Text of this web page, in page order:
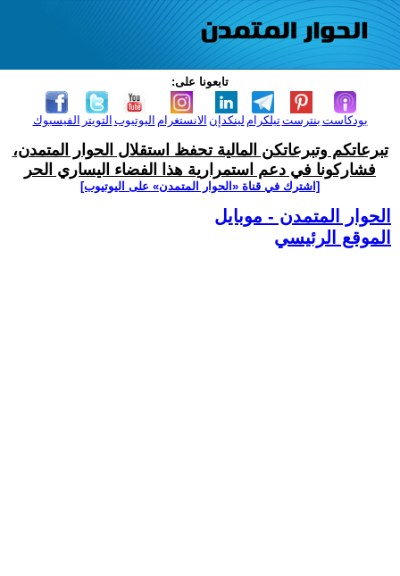
تابعونا على:
الفيسبوك التويتر اليوتيوب الانستغرام لينكدإن تيلكرامبنترست بودكاست
تبرعاتكم وتبرعاتكن المالية تحفظ استقلال الحوار المتمدن،
فشاركونا في دعم استمرارية هذا الفضاء اليساري الحر
[اشترك في قناة ‫«الحوار المتمدن» على اليوتيوب]
الحوار المتمدن - موبايل
الموقع الرئيسي